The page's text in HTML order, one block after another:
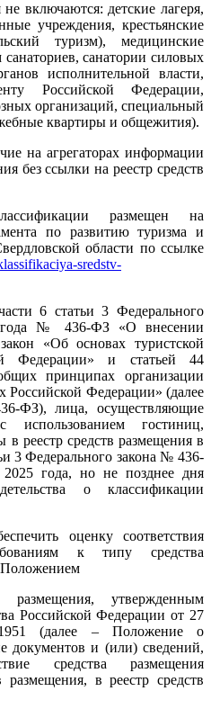
включаются: детские лагеря,
учреждения, крестьянские
туризм), медицинские
санатории силовых
исполнительной власти,
Российской Федерации,
организаций, специальный
квартиры и общежития).
на агрегаторах информации
без ссылки на реестр средств
размещен на
по развитию туризма и
области по ссылке
sredstv-
6 статьи 3 Федерального
года № 436-ФЗ «О внесении
«Об основах туристской
Федерации» и статьей 44
принципах организации
Российской Федерации» (далее
ФЗ), лица, осуществляющие
использованием гостиниц,
реестр средств размещения в
3 Федерального закона № 436-
года, но не позднее дня
о классификации
оценку соответствия
к типу средства
Положением
размещения, утвержденным
Российской Федерации от 27
(далее – Положение о
документов и (или) сведений,
средства размещения
в реестр средств